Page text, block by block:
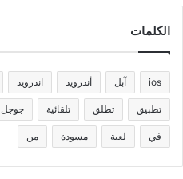
الكلمات
ios آبل أندرويد اندرويد
تطبيق تطلق تلقائية جوجل
في لعبة مسودة من